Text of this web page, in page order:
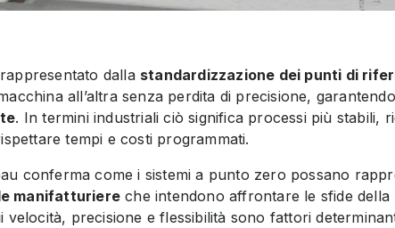
dalla standardizzazione dei punti di
all’altra senza perdita di precisione,
. In termini industriali ciò significa processi più stabili,
tempi e costi programmati.
conferma come i sistemi a punto zero possano
manifatturiere che intendono affrontare le sfide
precisione e flessibilità sono fattori